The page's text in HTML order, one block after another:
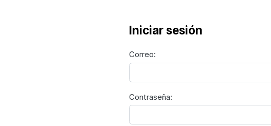
Iniciar sesión
Correo:
Contraseña: